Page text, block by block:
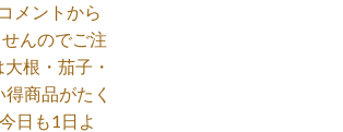
メントから
んのでご注
根・茄子・
商品がたく
日も1日よ